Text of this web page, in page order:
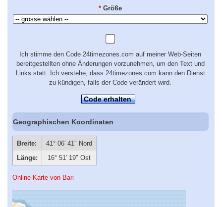
* Größe
Ich stimme den Code 24timezones.com auf meiner Web-Seiten
bereitgestellten ohne Änderungen vorzunehmen, um den Text und
Links statt. Ich verstehe, dass 24timezones.com kann den Dienst
zu kündigen, falls der Code verändert wird.
Code erhalten
Geographischen Koordinaten
Breite:
41° 06′ 41″ Nord
Länge:
16° 51′ 19″ Ost
Online-Karte von Bari